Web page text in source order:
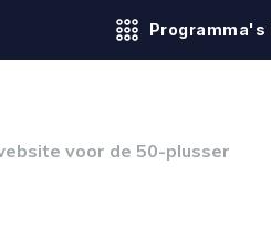
Programma's
voor de 50-plusser